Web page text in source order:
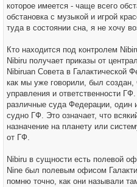
которое имеется - чаще всего
обстановка с музыкой и игрой
туда в состоянии сна, я не хочу
Кто находится под контролем
Nibiru получает приказы от
Nibiruan Совета в Галактической
как мы уже говорили, был создан,
управления и ответственности
различные суда Федерации, один
судно ГФ. Это означает, что
назначение на планету или
от ГФ.
Nibiru в сущности есть полевой
Nine был полевым офисом
помню точно, как они называли